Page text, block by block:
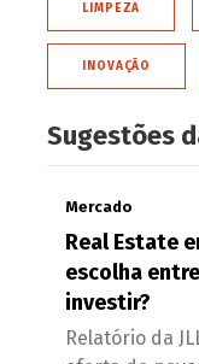
LIMPEZA
INOVAÇÃO
Sugestões
Mercado
Real Estate
escolha
investir?
Relatório da